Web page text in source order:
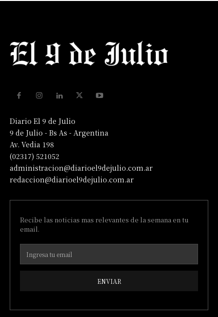
Diario El 9 de Julio
9 de Julio - Bs As - Argentina
Av. Vedia 198
(02317) 521052
administracion@diarioel9dejulio.com.ar
redaccion@diarioel9dejulio.com.ar
Recibe las noticias mas relevantes de la semana en tu
email.
ENVIAR